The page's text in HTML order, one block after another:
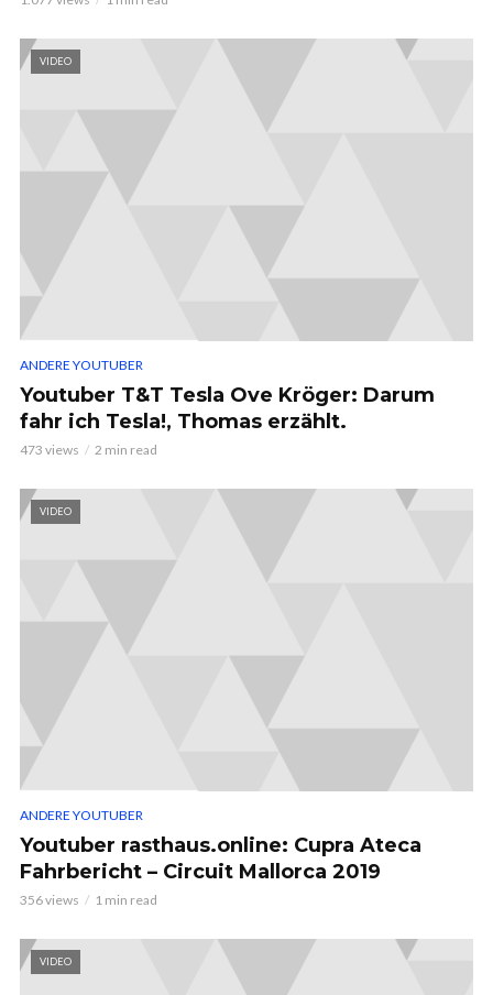
VIDEO
ANDERE YOUTUBER
Youtuber T&T Tesla Ove Kröger: Darum
fahr ich Tesla!, Thomas erzählt.
473 views 2 min read
VIDEO
ANDERE YOUTUBER
Youtuber rasthaus.online: Cupra Ateca
Fahrbericht – Circuit Mallorca 2019
356 views 1 min read
VIDEO